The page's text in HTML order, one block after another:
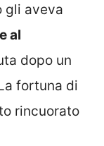
gli aveva
al
dopo un
fortuna di
rincuorato